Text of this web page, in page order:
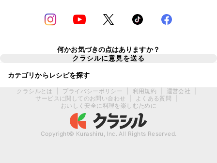
何かお気づきの点はありますか？
クラシルに意見を送る
カテゴリからレシピを探す
クラシルとは プライバシーポリシー 利用規約 運営会社
サービスに関してのお問い合わせ
よくある質問
おいしく安全に料理を楽しむために
Copyright© Kurashiru, Inc. All Rights Reserved.